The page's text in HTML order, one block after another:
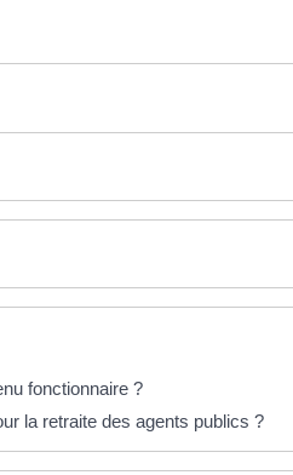
fonctionnaire ?
la retraite des agents publics ?